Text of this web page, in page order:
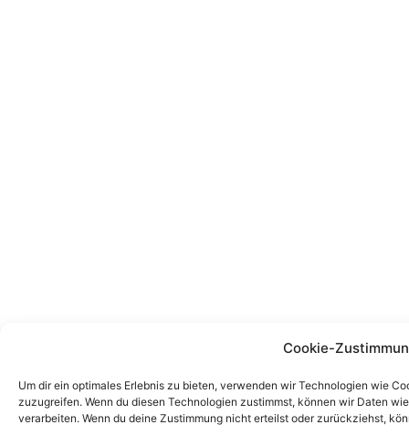
Cookie-
Um dir ein optimales Erlebnis zu bieten, verwenden wir Technologien wie
zuzugreifen. Wenn du diesen Technologien zustimmst, können wir Daten
verarbeiten. Wenn du deine Zustimmung nicht erteilst oder zurückziehst,